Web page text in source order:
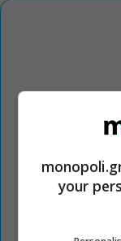
your